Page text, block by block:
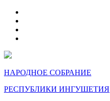
НАРОДНОЕ СОБРАНИЕ
РЕСПУБЛИКИ ИНГУШЕТИЯ